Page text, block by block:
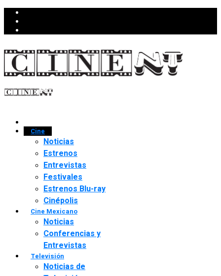
Cine
Noticias
Estrenos
Entrevistas
Festivales
Estrenos Blu-ray
Cinépolis
Cine Mexicano
Noticias
Conferencias y
Entrevistas
Televisión
Noticias de